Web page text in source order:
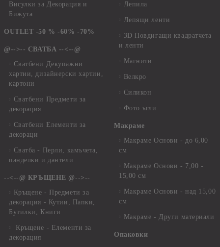
Висулки за Декорация и
Бижута
OUTLET -50 % -60% -70%
@-->-- СВАТБА --<--@
Сватбени Декупажни
хартии, дизайнерски хартии,
картони
Сватбени Предмети за
декорация
Сватбени Елементи за
декораци
Сватба - Перли, камъчета,
панделки и дантели
--<--@ КРЪЩЕНЕ @-->--
Кръщене - Предмети за
декорация - Кутии, Папки,
Бутилки, Книги
Кръщене - Елементи за
декорация
Лепила
Лепящи ленти
3D Повдигащи квадратчета
и ленти
Магнити
Велкро
Силикон
Фото ъгли
Макраме
Макраме Основи - до 6,00
см
Макраме Основи - 7,00 -
15,00 см
Макраме Основи - над 15,00
см
Макраме - Други материали
Опаковки